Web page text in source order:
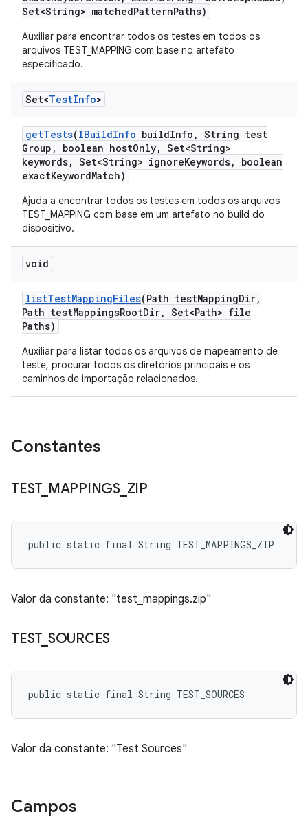
Set<String> matchedPatternPaths)
Auxiliar para encontrar todos os testes em todos os
arquivos TEST_MAPPING com base no artefato
especificado.
Set<TestInfo>
getTests(IBuildInfo buildInfo , String test
Group , boolean hostOnly, Set<String>
keywords, Set<String> ignoreKeywords,
boolean
exactKeywordMatch)
Ajuda a encontrar todos os testes em todos os arquivos
TEST_MAPPING com base em um artefato no build do
dispositivo.
void
listTestMappingFiles(Path testMappingDir,
Path testMappingsRootDir, Set<Path> file
Paths)
Auxiliar para listar todos os arquivos de mapeamento de
teste, procurar todos os diretórios principais e os
caminhos de importação relacionados.
Constantes
TEST_ MAPPINGS_ ZIP
public static final String TEST_MAPPINGS_ZIP
Valor da constante: "test_mappings.zip"
TEST_ SOURCES
public static final String TEST_SOURCES
Valor da constante: "Test Sources"
Campos